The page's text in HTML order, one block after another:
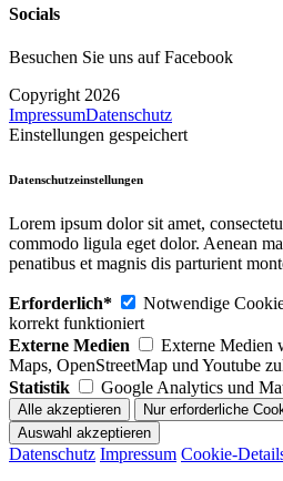
Socials
Besuchen Sie uns auf Facebook
Copyright 2026
ImpressumDatenschutz
Einstellungen gespeichert
Datenschutzeinstellungen
Lorem ipsum dolor sit amet,
commodo ligula eget dolor. Aenean
penatibus et magnis dis parturient
Erforderlich*
Notwendige
korrekt funktioniert
Externe Medien
Externe Medien
Maps, OpenStreetMap und Youtube
Statistik
Google Analytics und
Datenschutz Impressum Cookie-